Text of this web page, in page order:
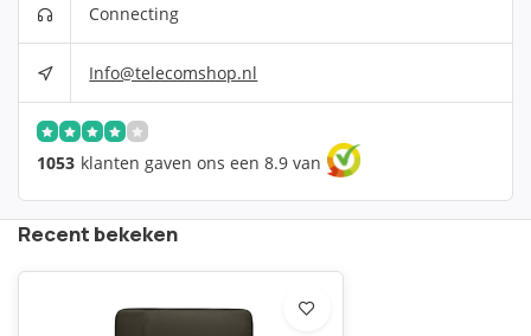
Connecting
Info@telecomshop.nl
1053 klanten gaven ons een 8.9 van
Recent bekeken